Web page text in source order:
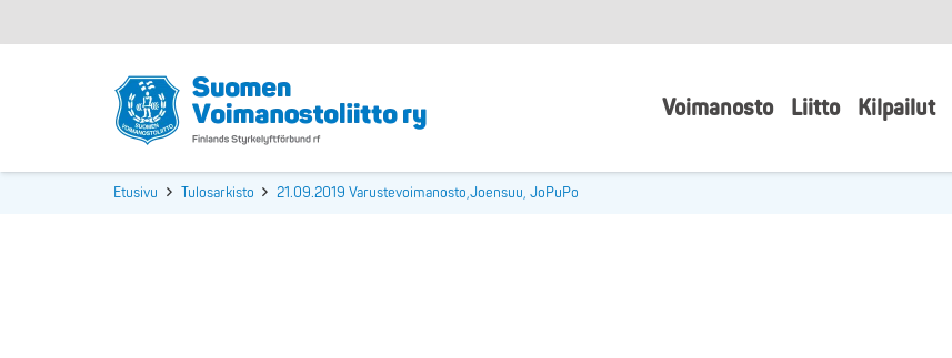
Voimanosto Liitto Kilpailut
Etusivu Tulosarkisto 21.09.2019 Varustevoimanosto,Joensuu, JoPuPo